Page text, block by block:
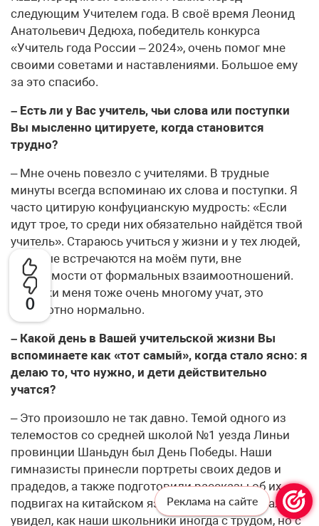
0
следующим Учителем года. В своё время Леонид
Анатольевич Дедюха, победитель конкурса
«Учитель года России – 2024», очень помог мне
своими советами и наставлениями. Большое ему
за это спасибо.
– Есть ли у Вас учитель, чьи слова или поступки
Вы мысленно цитируете, когда становится
трудно?
– Мне очень повезло с учителями. В трудные
минуты всегда вспоминаю их слова и поступки. Я
часто цитирую конфуцианскую мудрость: «Если
идут трое, то среди них обязательно найдётся твой
учитель». Стараюсь учиться у жизни и у тех людей,
которые встречаются на моём пути, вне
зависимости от формальных взаимоотношений.
Ученики меня тоже очень многому учат, это
абсолютно нормально.
– Какой день в Вашей учительской жизни Вы
вспоминаете как «тот самый», когда стало ясно: я
делаю то, что нужно, и дети действительно
учатся?
– Это произошло не так давно. Темой одного из
телемостов со средней школой №1 уезда Линьи
провинции Шаньдун был День Победы. Наши
гимназисты принесли портреты своих дедов и
прадедов, а также подготовили рассказы об их
подвигах на китайском языке. И когда я сначала
увидел, как наши школьники иногда с трудом, но с
Реклама на сайте